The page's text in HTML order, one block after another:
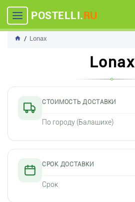
POSTELLI.RU
Lonax
Lonax
СТОИМОСТЬ ДОСТАВКИ
По городу (Балашихе)
СРОК ДОСТАВКИ
Срок